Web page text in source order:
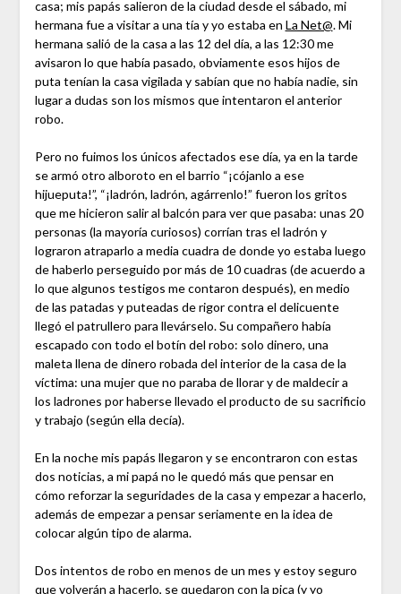
casa; mis papás salieron de la ciudad desde el sábado, mi
hermana fue a visitar a una tía y yo estaba en La Net@. Mi
hermana salió de la casa a las 12 del día, a las 12:30 me
avisaron lo que había pasado, obviamente esos hijos de
puta tenían la casa vigilada y sabían que no había nadie, sin
lugar a dudas son los mismos que intentaron el anterior
robo.
Pero no fuimos los únicos afectados ese día, ya en la tarde
se armó otro alboroto en el barrio “¡cójanlo a ese
hijueputa!”, “¡ladrón, ladrón, agárrenlo!” fueron los gritos
que me hicieron salir al balcón para ver que pasaba: unas 20
personas (la mayoría curiosos) corrían tras el ladrón y
lograron atraparlo a media cuadra de donde yo estaba luego
de haberlo perseguido por más de 10 cuadras (de acuerdo a
lo que algunos testigos me contaron después), en medio
de las patadas y puteadas de rigor contra el delicuente
llegó el patrullero para llevárselo. Su compañero había
escapado con todo el botín del robo: solo dinero, una
maleta llena de dinero robada del interior de la casa de la
víctima: una mujer que no paraba de llorar y de maldecir a
los ladrones por haberse llevado el producto de su sacrificio
y trabajo (según ella decía).
En la noche mis papás llegaron y se encontraron con estas
dos noticias, a mi papá no le quedó más que pensar en
cómo reforzar la seguridades de la casa y empezar a hacerlo,
además de empezar a pensar seriamente en la idea de
colocar algún tipo de alarma.
Dos intentos de robo en menos de un mes y estoy seguro
que volverán a hacerlo, se quedaron con la pica (y yo